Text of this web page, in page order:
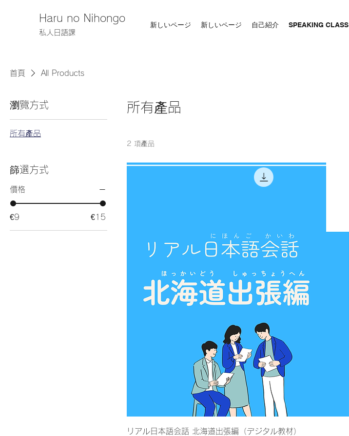
Haru no Nihongo
私人日語課
新しいページ 新しいページ 自己紹介 SPEAKING CLASS
首頁 All Products
瀏覽方式
所有產品
篩選方式
價格
€9 €15
所有產品
2 項產品
リアル日本語会話 北海道出張編（デジタル教材）